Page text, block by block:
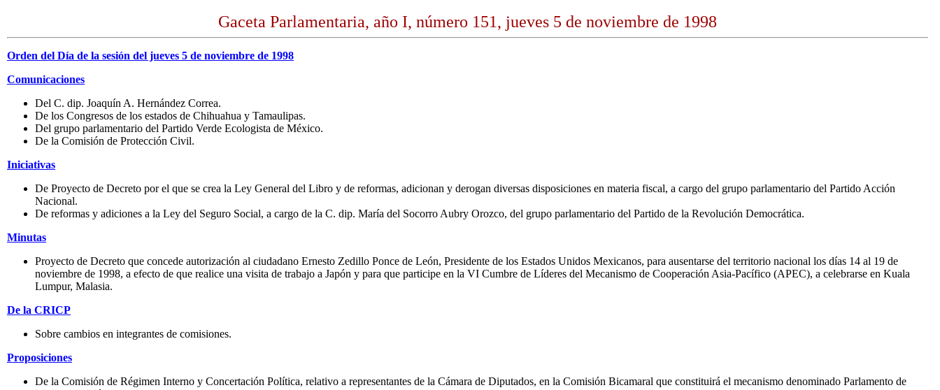
Gaceta Parlamentaria, año I, número 151, jueves 5 de noviembre de 1998
Orden del Día de la sesión del jueves 5 de noviembre de 1998
Comunicaciones
Del C. dip. Joaquín A. Hernández Correa.
De los Congresos de los estados de Chihuahua y Tamaulipas.
Del grupo parlamentario del Partido Verde Ecologista de México.
De la Comisión de Protección Civil.
Iniciativas
De Proyecto de Decreto por el que se crea la Ley General del Libro y de reformas, adicionan y derogan diversas disposiciones en materia fiscal, a cargo del grupo parlamentario del Partido Acción
Nacional.
De reformas y adiciones a la Ley del Seguro Social, a cargo de la C. dip. María del Socorro Aubry Orozco, del grupo parlamentario del Partido de la Revolución Democrática.
Minutas
Proyecto de Decreto que concede autorización al ciudadano Ernesto Zedillo Ponce de León, Presidente de los Estados Unidos Mexicanos, para ausentarse del territorio nacional los días 14 al 19 de
noviembre de 1998, a efecto de que realice una visita de trabajo a Japón y para que participe en la VI Cumbre de Líderes del Mecanismo de Cooperación Asia-Pacífico (APEC), a celebrarse en Kuala
Lumpur, Malasia.
De la CRICP
Sobre cambios en integrantes de comisiones.
Proposiciones
De la Comisión de Régimen Interno y Concertación Política, relativo a representantes de la Cámara de Diputados, en la Comisión Bicamaral que constituirá el mecanismo denominado Parlamento de